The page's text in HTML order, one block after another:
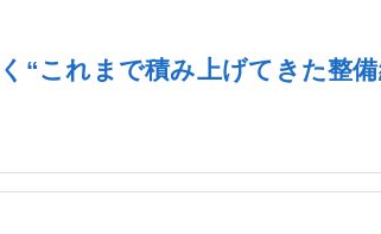
“これまで積み上げてきた整